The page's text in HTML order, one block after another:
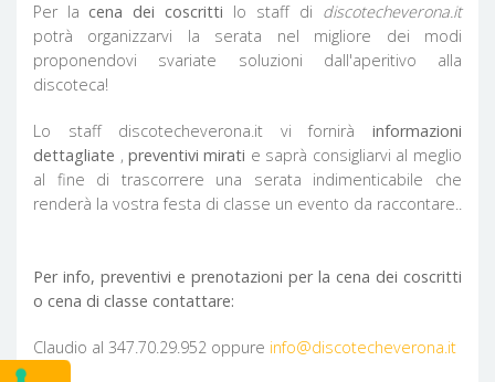
Per la cena dei coscritti lo staff di discotecheverona.it
potrà organizzarvi la serata nel migliore dei modi
proponendovi svariate soluzioni dall'aperitivo alla
discoteca!
Lo staff discotecheverona.it vi fornirà informazioni
dettagliate , preventivi mirati e saprà consigliarvi al meglio
al fine di trascorrere una serata indimenticabile che
renderà la vostra festa di classe un evento da raccontare..
Per info, preventivi e prenotazioni per la cena dei coscritti
o cena di classe contattare:
Claudio al 347.70.29.952 oppure info@discotecheverona.it